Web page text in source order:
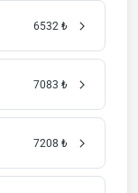
6532 ₺
7083 ₺
7208 ₺